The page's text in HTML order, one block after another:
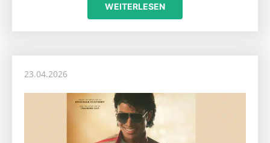
WEITERLESEN
23.04.2026